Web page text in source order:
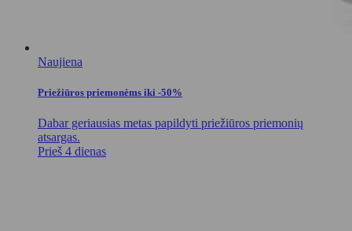
Naujiena
Priežiūros priemonėms iki -50%
Dabar geriausias metas papildyti priežiūros priemonių
atsargas.
Prieš 4 dienas